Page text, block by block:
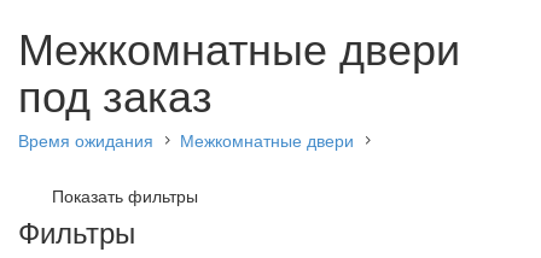
Межкомнатные двери
под заказ
Время ожидания Межкомнатные двери
Показать фильтры
Фильтры